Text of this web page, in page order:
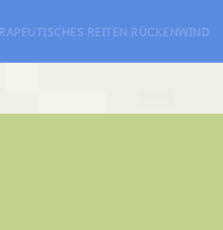
REITEN RÜCKENWIND